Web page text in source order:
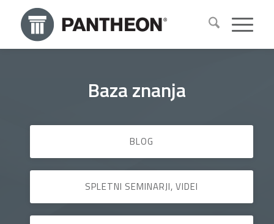
Baza znanja
BLOG
SPLETNI SEMINARJI, VIDEI